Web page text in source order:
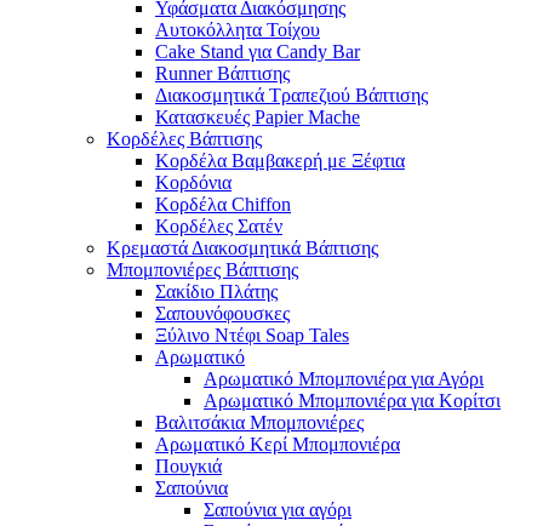
Υφάσματα Διακόσμησης
Αυτοκόλλητα Τοίχου
Cake Stand για Candy Bar
Runner Βάπτισης
Διακοσμητικά Τραπεζιού Βάπτισης
Κατασκευές Papier Mache
Κορδέλες Βάπτισης
Κορδέλα Βαμβακερή με Ξέφτια
Κορδόνια
Κορδέλα Chiffon
Κορδέλες Σατέν
Κρεμαστά Διακοσμητικά Βάπτισης
Μπομπονιέρες Βάπτισης
Σακίδιο Πλάτης
Σαπουνόφουσκες
Ξύλινο Ντέφι Soap Tales
Αρωματικό
Αρωματικό Μπομπονιέρα για Αγόρι
Αρωματικό Μπομπονιέρα για Κορίτσι
Βαλιτσάκια Μπομπονιέρες
Αρωματικό Κερί Μπομπονιέρα
Πουγκιά
Σαπούνια
Σαπούνια για αγόρι